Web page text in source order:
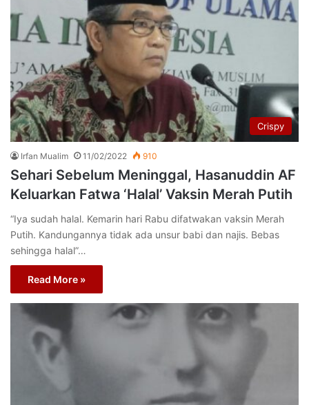
Crispy
Irfan Mualim 11/02/2022 910
Sehari Sebelum Meninggal, Hasanuddin AF
Keluarkan Fatwa ‘Halal’ Vaksin Merah Putih
“Iya sudah halal. Kemarin hari Rabu difatwakan vaksin Merah
Putih. Kandungannya tidak ada unsur babi dan najis. Bebas
sehingga halal”…
Read More »